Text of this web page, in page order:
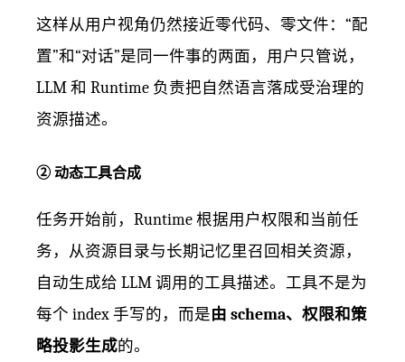
这样从用户视角仍然接近零代码、零文件：“配
置”和“对话”是同一件事的两面，用户只管说，
LLM 和 Runtime 负责把自然语言落成受治理的
资源描述。
② 动态工具合成
任务开始前，Runtime 根据用户权限和当前任
务，从资源目录与长期记忆里召回相关资源，
自动生成给 LLM 调用的工具描述。工具不是为
每个 index 手写的，而是由 schema、权限和策
略投影生成的。